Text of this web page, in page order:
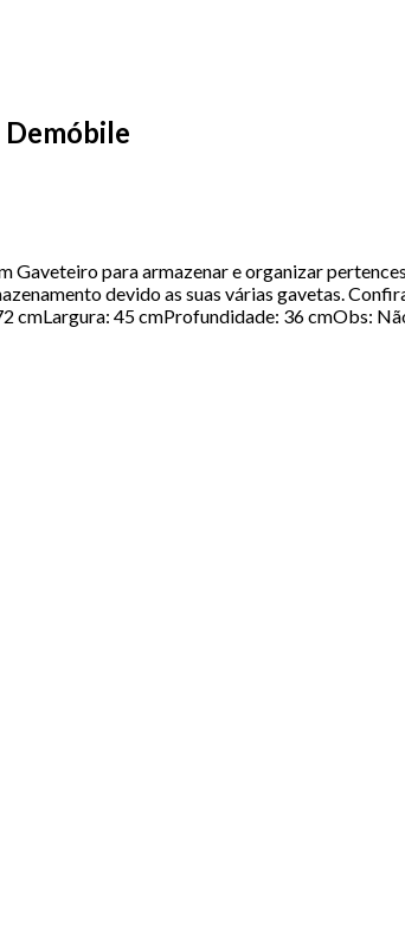
para armazenar e organizar
devido as suas várias gavetas.
45 cmProfundidade: 36 cmObs: